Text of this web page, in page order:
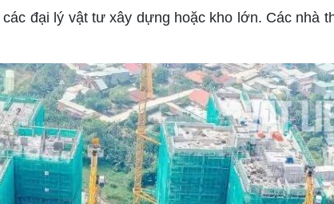
đại lý vật tư xây dựng hoặc kho lớn. Các nhà